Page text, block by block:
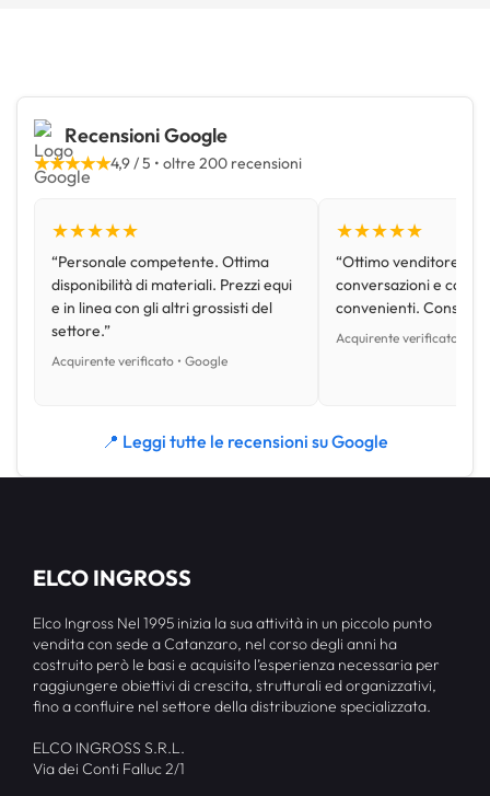
Recensioni Google
★★★★★4,9 / 5 • oltre 200 recensioni
★★★★★
“Personale competente. Ottima
disponibilità di materiali. Prezzi equi
e in linea con gli altri grossisti del
settore.”
Acquirente verificato • Google
★★★★★
“Ottimo venditore,
conversazioni e con
convenienti.
Acquirente verificato •
📍 Leggi tutte le recensioni su Google
ELCO INGROSS
Elco Ingross Nel 1995 inizia la sua attività in un piccolo punto
vendita con sede a Catanzaro, nel corso degli anni ha
costruito però le basi e acquisito l’esperienza necessaria per
raggiungere obiettivi di crescita, strutturali ed organizzativi,
fino a confluire nel settore della distribuzione specializzata.
ELCO INGROSS S.R.L.
Via dei Conti Falluc 2/1